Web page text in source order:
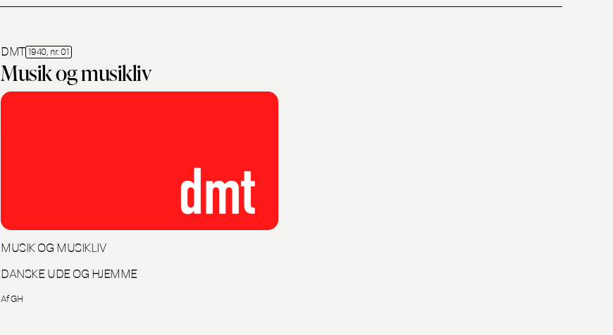
DMT 1940, nr. 01
Musik og musikliv
MUSIK OG MUSIKLIV
DANSKE UDE OG HJEMME
Af GH